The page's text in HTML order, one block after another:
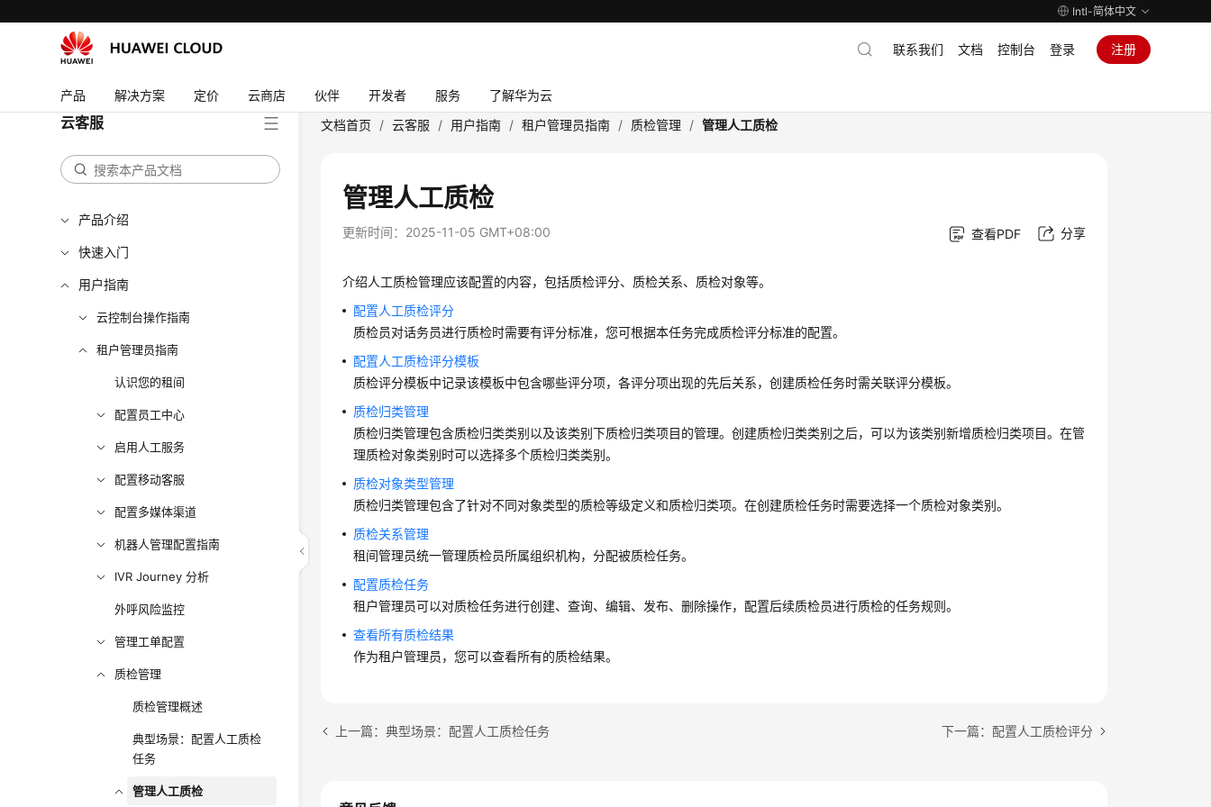
Intl-简体中文
产品 解决方案 定价 云商店 伙伴 开发者 服务 了解华为云
联系我们 文档 控制台 登录 注册
云客服
产品介绍
快速入门
用户指南
云控制台操作指南
租户管理员指南
认识您的租间
配置员工中心
启用人工服务
配置移动客服
配置多媒体渠道
机器人管理配置指南
IVR Journey 分析
外呼风险监控
管理工单配置
质检管理
质检管理概述
典型场景：配置人工质检
任务
管理人工质检
文档首页 / 云客服 / 用户指南 / 租户管理员指南 / 质检管理 / 管理人工质检
管理人工质检
更新时间： 2025-11-05 GMT+08:00 查看PDF 分享
介绍人工质检管理应该配置的内容，包括质检评分、质检关系、质检对象等。
配置人工质检评分
质检员对话务员进行质检时需要有评分标准，您可根据本任务完成质检评分标准的配置。
配置人工质检评分模板
质检评分模板中记录该模板中包含哪些评分项，各评分项出现的先后关系，创建质检任务时需关联评分模板。
质检归类管理
质检归类管理包含质检归类类别以及该类别下质检归类项目的管理。创建质检归类类别之后，可以为该类别新增质检归类项目。在管
理质检对象类别时可以选择多个质检归类类别。
质检对象类型管理
质检归类管理包含了针对不同对象类型的质检等级定义和质检归类项。在创建质检任务时需要选择一个质检对象类别。
质检关系管理
租间管理员统一管理质检员所属组织机构，分配被质检任务。
配置质检任务
租户管理员可以对质检任务进行创建、查询、编辑、发布、删除操作，配置后续质检员进行质检的任务规则。
查看所有质检结果
作为租户管理员，您可以查看所有的质检结果。
上一篇：典型场景：配置人工质检任务 下一篇：配置人工质检评分